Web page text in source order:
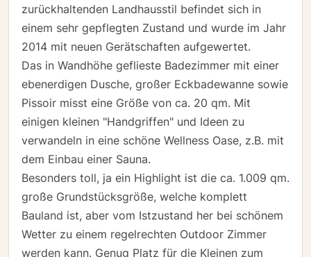
zurückhaltenden Landhausstil befindet sich in
einem sehr gepflegten Zustand und wurde im Jahr
2014 mit neuen Gerätschaften aufgewertet.
Das in Wandhöhe geflieste Badezimmer mit einer
ebenerdigen Dusche, großer Eckbadewanne sowie
Pissoir misst eine Größe von ca. 20 qm. Mit
einigen kleinen "Handgriffen" und Ideen zu
verwandeln in eine schöne Wellness Oase, z.B. mit
dem Einbau einer Sauna.
Besonders toll, ja ein Highlight ist die ca. 1.009 qm.
große Grundstücksgröße, welche komplett
Bauland ist, aber vom Istzustand her bei schönem
Wetter zu einem regelrechten Outdoor Zimmer
werden kann. Genug Platz für die Kleinen zum